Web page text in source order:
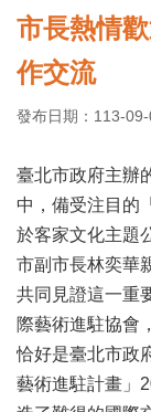
認
識
文
局
業
務
項
目
臺
北
藝
文
空
間
市長熱情
作交流
發布日期：113-09-
臺北市政府主辦
中，備受注目的
於客家文化主題
市副市長林奕華
共同見證這一重
際藝術進駐協會
恰好是臺北市政
藝術進駐計畫」